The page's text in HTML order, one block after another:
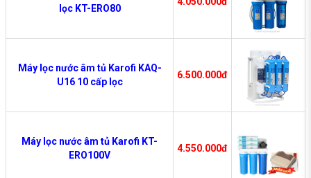
lọc KT-ERO80
Máy lọc nước âm tủ Karofi KAQ-
U16 10 cấp lọc
6.500.000đ
Máy lọc nước âm tủ Karofi KT-
ERO100V
4.550.000đ